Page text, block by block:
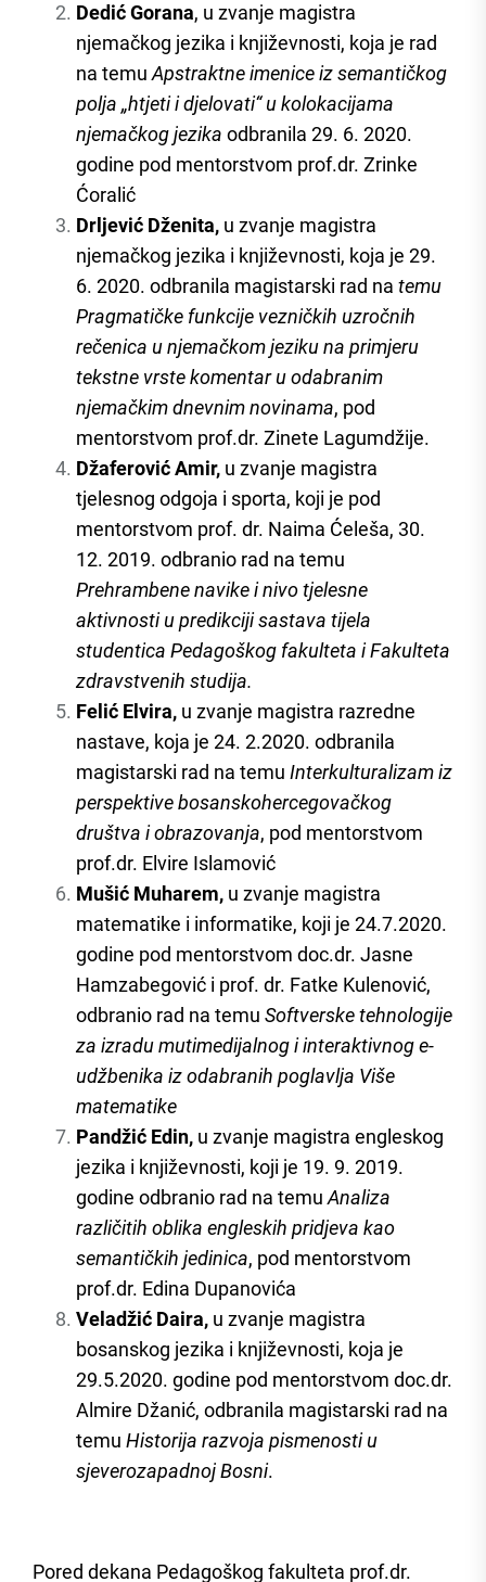
Dedić Gorana, u zvanje magistra
njemačkog jezika i književnosti, koja je rad
na temuApstraktne imenice iz semantičkog
polja „htjeti i djelovati“ u kolokacijama
njemačkog jezika odbranila 29. 6. 2020.
godine pod mentorstvom prof.dr. Zrinke
Ćoralić
Drljević Dženita, u zvanje magistra
njemačkog jezika i književnosti, koja je 29.
6. 2020. odbranila magistarski rad na temu
Pragmatičke funkcije vezničkih uzročnih
rečenica u njemačkom jeziku na primjeru
tekstne vrste komentar u odabranim
njemačkim dnevnim novinama, pod
mentorstvom prof.dr. Zinete Lagumdžije.
Džaferović Amir, u zvanje magistra
tjelesnog odgoja i sporta, koji je pod
mentorstvom prof. dr. Naima Ćeleša, 30.
12. 2019. odbranio rad na temu
Prehrambene navike i nivo tjelesne
aktivnosti u predikciji sastava tijela
studentica Pedagoškog fakulteta i Fakulteta
zdravstvenih studija.
Felić Elvira, u zvanje magistra razredne
nastave, koja je 24. 2.2020. odbranila
magistarski rad na temu Interkulturalizam iz
perspektive bosanskohercegovačkog
društva i obrazovanja, pod mentorstvom
prof.dr. Elvire Islamović
Mušić Muharem, u zvanje magistra
matematike i informatike, koji je 24.7.2020.
godine pod mentorstvom doc.dr. Jasne
Hamzabegović i prof. dr. Fatke Kulenović,
odbranio rad na temu Softverske tehnologije
za izradu mutimedijalnog i interaktivnog e-
udžbenika iz odabranih poglavlja Više
matematike
Pandžić Edin, u zvanje magistra engleskog
jezika i književnosti, koji je 19. 9. 2019.
godine odbranio rad na temuAnaliza
različitih oblika engleskih pridjeva kao
semantičkih jedinica, pod mentorstvom
prof.dr. Edina Dupanovića
Veladžić Daira, u zvanje magistra
bosanskog jezika i književnosti, koja je
29.5.2020. godine pod mentorstvom doc.dr.
Almire Džanić, odbranila magistarski rad na
temu Historija razvoja pismenosti u
sjeverozapadnoj Bosni.
Pored dekana Pedagoškog fakulteta prof.dr.